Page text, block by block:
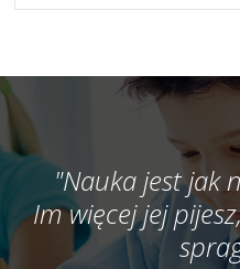
"Nauka jest jak
Im więcej jej